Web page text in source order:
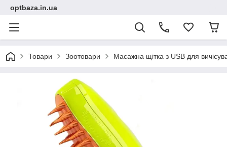
optbaza.in.ua
Товари Зоотовари Масажна щітка з USB для